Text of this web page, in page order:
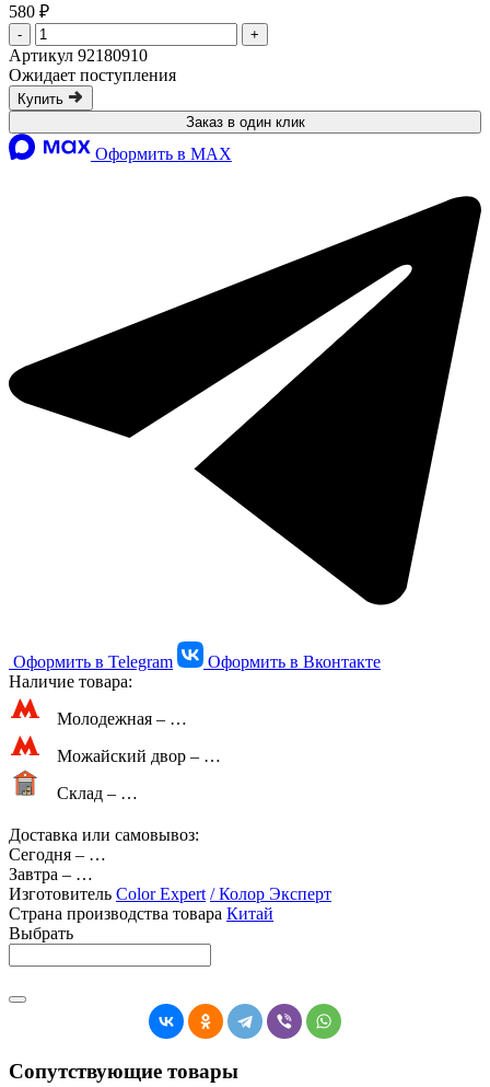
580 ₽
- +
Артикул 92180910
Ожидает поступления
Купить
Заказ в один клик
Оформить в MAX
Оформить в Telegram
Оформить в Вконтакте
Наличие товара:
Молодежная – …
Можайский двор – …
Склад – …
Доставка или самовывоз:
Сегодня – …
Завтра – …
Изготовитель Color Expert / Колор Эксперт
Страна производства товара Китай
Выбрать
Сопутствующие товары